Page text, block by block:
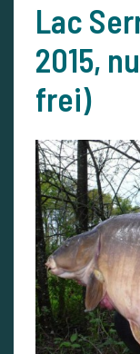
Lac
2015,
frei)